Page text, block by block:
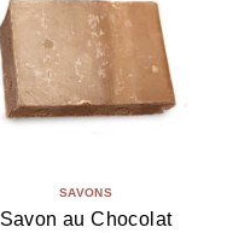
SAVONS
Savon au Chocolat